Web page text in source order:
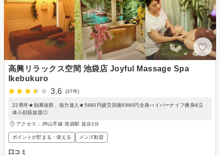
高興リラックス空間 池袋店 Joyful Massage Spa
Ikebukuro
3.6
(37件)
22周年★効果抜群、強力達人★5880円疲労回復6880円全身ハイパーナイフ痩身&立
体小顔筋放題◎
アクセス：JR山手線 池袋駅 徒歩1分
ポイントが貯まる・使える メンズ歓迎
口コミ